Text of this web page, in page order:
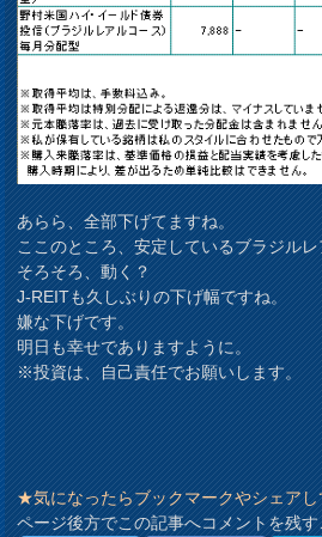
あらら、全部下げてますね。
ここのところ、安定しているブラジル
そろそろ、動く？
J-REITも久しぶりの下げ幅ですね。
嫌な下げです。
明日も幸せでありますように。
※投資は、自己責任でお願いします。
★気になったらブックマークやシェア
ページ後方でこの記事へコメントを残